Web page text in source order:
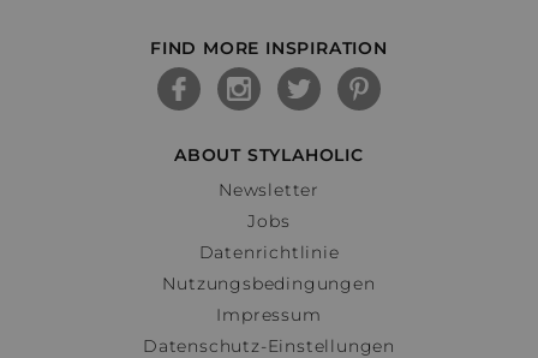
FIND MORE INSPIRATION
ABOUT STYLAHOLIC
Newsletter
Jobs
Datenrichtlinie
Nutzungsbedingungen
Impressum
Datenschutz-Einstellungen